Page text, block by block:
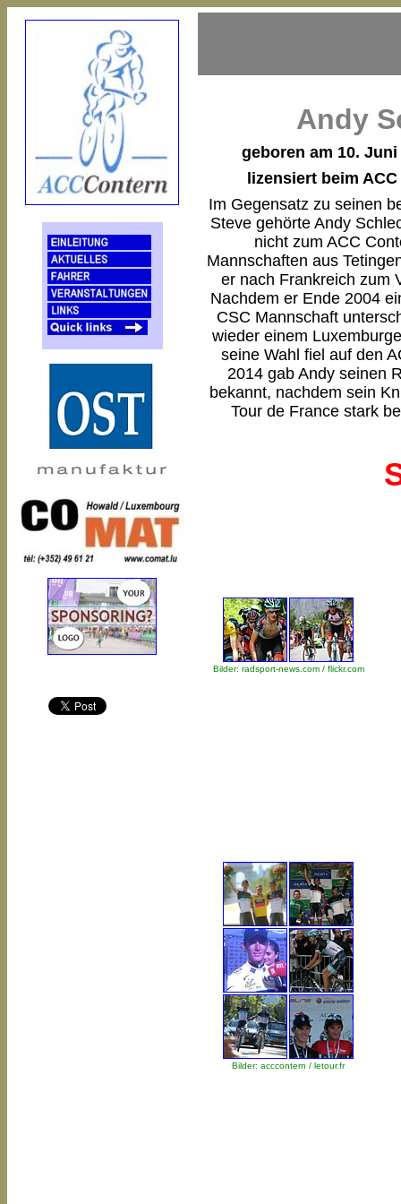
Andy
geboren am 10.
lizensiert beim
Im Gegensatz zu seinen
Steve gehörte Andy
nicht zum ACC
Mannschaften aus
er nach Frankreich zum
Nachdem er Ende 2004
CSC Mannschaft
wieder einem
seine Wahl fiel auf den
2014 gab Andy seinen
bekannt, nachdem sein
Tour de France stark
Bilder: radsport-news.com / flickr.com
Bilder: acccontern / letour.fr